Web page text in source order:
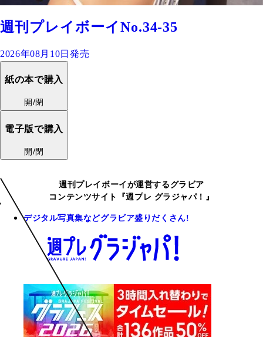
週刊プレイボーイNo.34-35
2026年08月10日発売
紙の本で購入
開/閉
電子版で購入
開/閉
週刊プレイボーイが運営するグラビア
コンテンツサイト『週プレ グラジャパ！』
デジタル写真集などグラビア盛りだくさん!